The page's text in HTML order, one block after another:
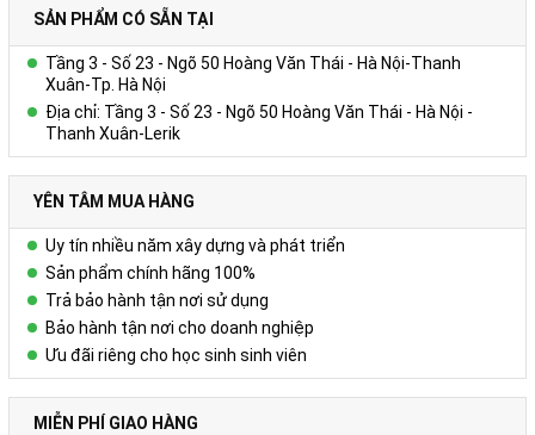
trắng hoặc ngà vàng, có thể in logo, website,hotline tên tổ
+ Kích thước trang giấy in: 14.5x20.6cm
Số lượng và màu sắc của giấy hay mẫu mã của sản phẩm có thể
được đặt theo yêu cầu của khách hàng.
SẢN PHẨM CÓ SẴN TẠI
Tầng 3 - Số 23 - Ngõ 50 Hoàng Văn Thái - Hà Nội-Thanh
Xuân-Tp. Hà Nội
Địa chỉ: Tầng 3 - Số 23 - Ngõ 50 Hoàng Văn Thái - Hà Nội -
Thanh Xuân-Lerik
YÊN TÂM MUA HÀNG
Uy tín nhiều năm xây dựng và phát triển
Sản phẩm chính hãng 100%
Trả bảo hành tận nơi sử dụng
Bảo hành tận nơi cho doanh nghiệp
Ưu đãi riêng cho học sinh sinh viên
MIỄN PHÍ GIAO HÀNG